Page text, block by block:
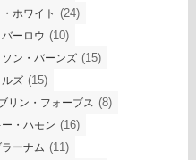
ホワイト (24)
バーロウ (10)
ン・バーンズ (15)
ズ (15)
リン・フォーブス (8)
・ハモン (16)
ーナム (11)